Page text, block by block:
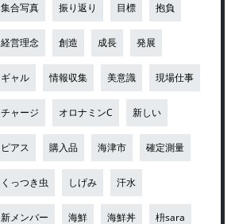
集合写真 振り返り 目標 抱負
経営理念 創造 成長 発展
ギャル 情報収集 美意識 現場仕事
チャージ オロナミンC 新しい
ピアス 購入品 海津市 確定測量
くっつき虫 しげみ 汗水
新メンバー 海鮮 海鮮丼 枡sara